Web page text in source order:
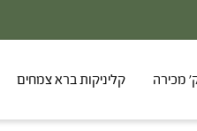
מכירה קליניקות ברא צמחים